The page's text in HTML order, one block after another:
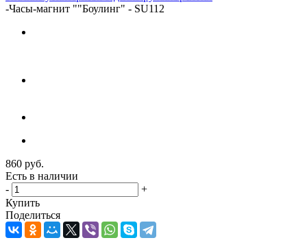
-Часы-магнит ""Боулинг" - SU112
860 руб.
Есть в наличии
-
+
Купить
Поделиться